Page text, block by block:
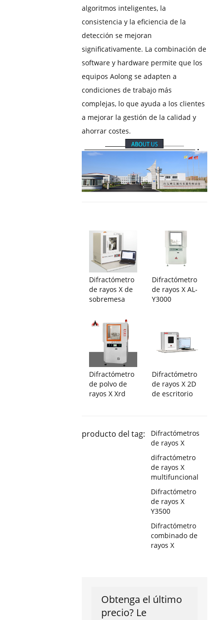
algoritmos inteligentes, la
consistencia y la eficiencia de la
detección se mejoran
significativamente. La combinación de
software y hardware permite que los
equipos Aolong se adapten a
condiciones de trabajo más
complejas, lo que ayuda a los clientes
a mejorar la gestión de la calidad y
ahorrar costes.
Difractómetro
de rayos X de
sobremesa
Difractómetro
de rayos X AL-
Y3000
Difractómetro
de polvo de
rayos X Xrd
Difractómetro
de rayos X 2D
de escritorio
producto del tag:
Difractómetros
de rayos X
difractómetro
de rayos X
multifuncional
Difractómetro
de rayos X
Y3500
Difractómetro
combinado de
rayos X
Obtenga el último
precio? Le